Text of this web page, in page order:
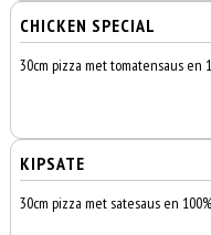
CHICKEN SPECIAL
30cm pizza met tomatensaus en
KIPSATE
30cm pizza met satesaus en